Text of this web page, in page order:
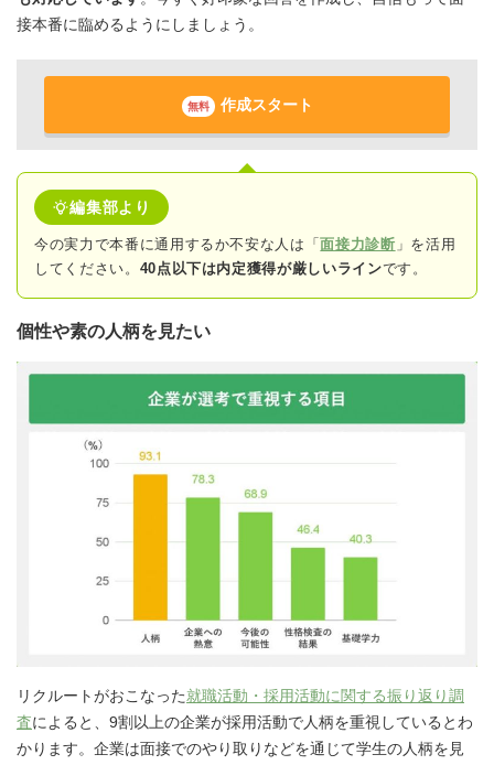
接本番に臨めるようにしましょう。
無料 作成スタート
編集部より
今の実力で本番に通用するか不安な人は「面接力診断 」を活用
してください。 40点以下は内定獲得が厳しいラインです。
個性や素の人柄を見たい
リクルートがおこなった就職活動・採用活動に関する振り返り調
査によると、9割以上の企業が採用活動で人柄を重視しているとわ
かります。企業は面接でのやり取りなどを通じて学生の人柄を見